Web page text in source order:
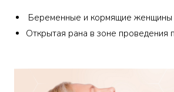
Беременные и кормящие женщины
Открытая рана в зоне проведения